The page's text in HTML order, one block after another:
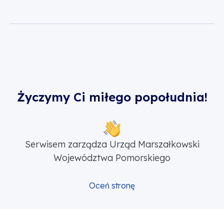
Życzymy Ci miłego popołudnia!
Serwisem zarządza Urząd Marszałkowski
Województwa Pomorskiego
Oceń stronę